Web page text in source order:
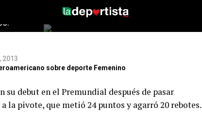
y
2013
sobre deporte Femenino
su debut en el Premundial después de pasar
la pivote, que metió 24 puntos y agarró 20 rebotes.